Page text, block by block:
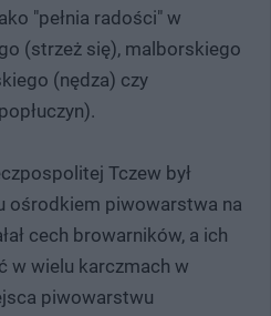
"pełnia radości" w
(strzeż się), malborskiego
(nędza) czy
Tczew był
ośrodkiem piwowarstwa na
cech browarników, a ich
w wielu karczmach w
piwowarstwu